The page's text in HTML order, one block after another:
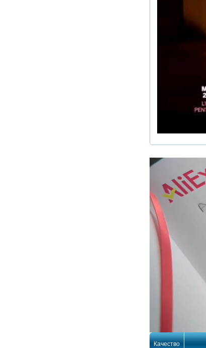
Качество